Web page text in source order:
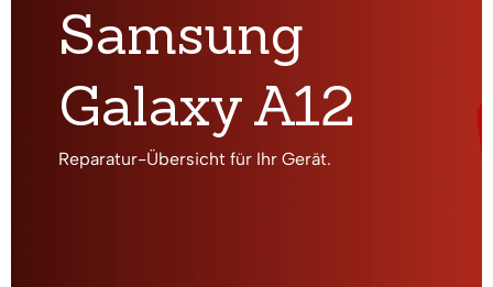
Samsung
Galaxy A12
Reparatur-Übersicht für Ihr Gerät.